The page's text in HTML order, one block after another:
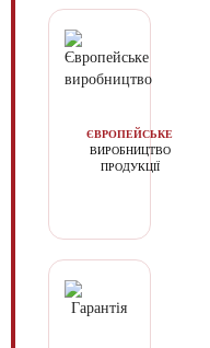
ЄВРОПЕЙСЬКЕ
ВИРОБНИЦТВО
ПРОДУКЦІЇ